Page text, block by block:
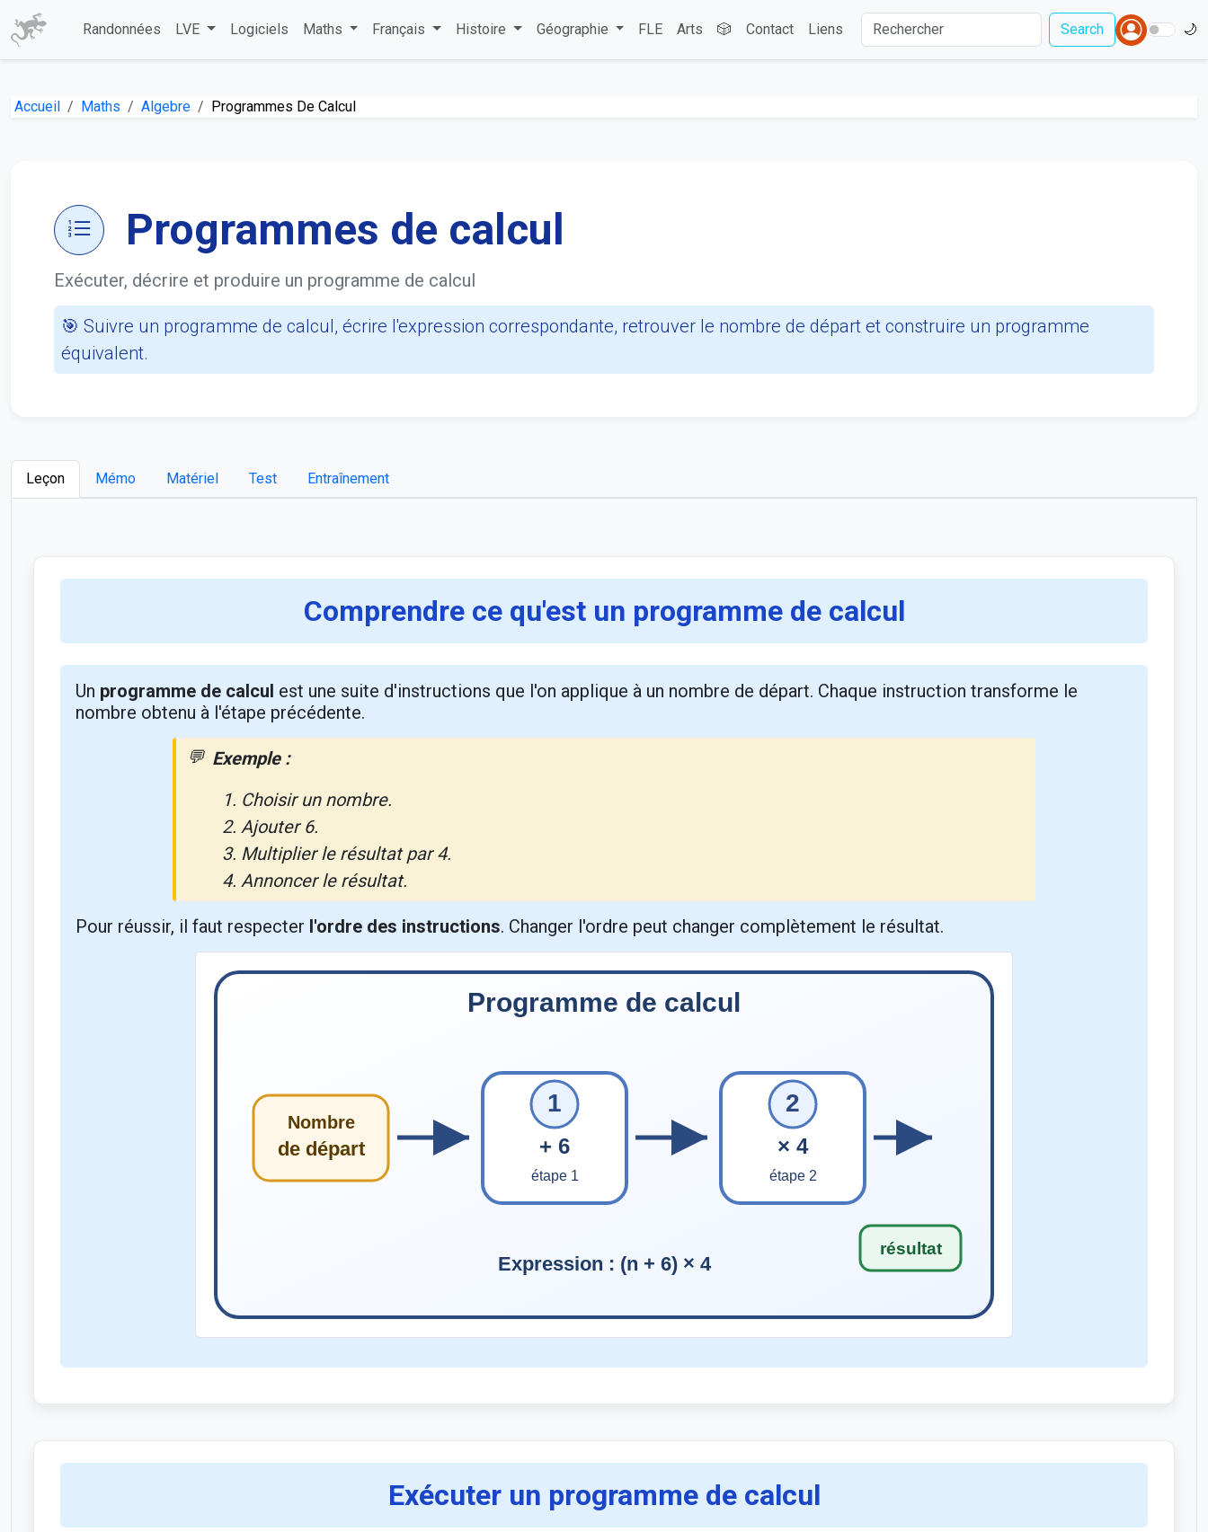
Randonnées LVE Logiciels Maths Français Histoire Géographie FLE Arts 🎲 Contact Liens Search 🌙
Accueil Maths Algebre Programmes De Calcul
Programmes de calcul
Exécuter, décrire et produire un programme de calcul
🎯 Suivre un programme de calcul, écrire l'expression correspondante, retrouver le nombre de départ et construire un programme
équivalent.
Leçon Mémo Matériel Test Entraînement
Comprendre ce qu'est un programme de calcul
Un programme de calcul est une suite d'instructions que l'on applique à un nombre de départ. Chaque instruction transforme le
nombre obtenu à l'étape précédente.
Exemple :
Choisir un nombre.
Ajouter 6.
Multiplier le résultat par 4.
Annoncer le résultat.
Pour réussir, il faut respecter l'ordre des instructions. Changer l'ordre peut changer complètement le résultat.
Exécuter un programme de calcul